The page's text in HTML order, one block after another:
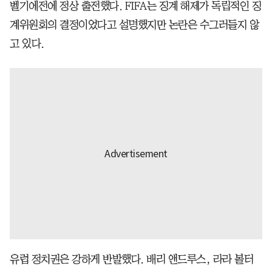
벨기에전에 정상 출전했다. FIFA는 징계 해제가 독립적인 징
계위원회의 결정이었다고 설명했지만 논란은 수그러들지 않
고 있다.
유럽 정치권은 강하게 반발했다. 배리 앤드루스, 라라 볼터